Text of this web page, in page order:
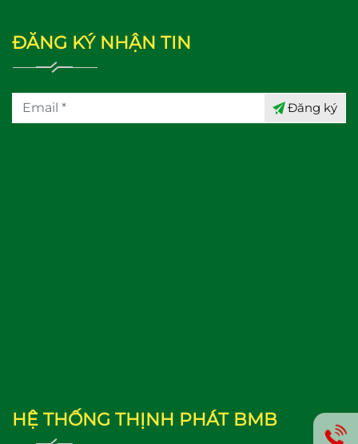
ĐĂNG KÝ NHẬN TIN
Đăng ký
HỆ THỐNG THỊNH PHÁT BMB